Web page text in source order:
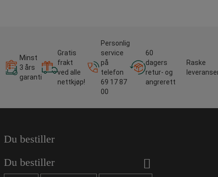
Minst
3 års
garanti
Gratis
frakt
ved alle
nettkjøp!
Personlig
service
på
telefon
69 17 87
00
60
dagers
retur- og
angrerett
Raske
Du bestiller
Du bestiller